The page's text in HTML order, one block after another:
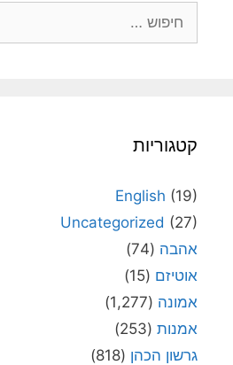
קטגוריות
English (19)
Uncategorized (27)
אהבה (74)
אוטיזם (15)
אמונה (1,277)
אמנות (253)
גרשון הכהן (818)